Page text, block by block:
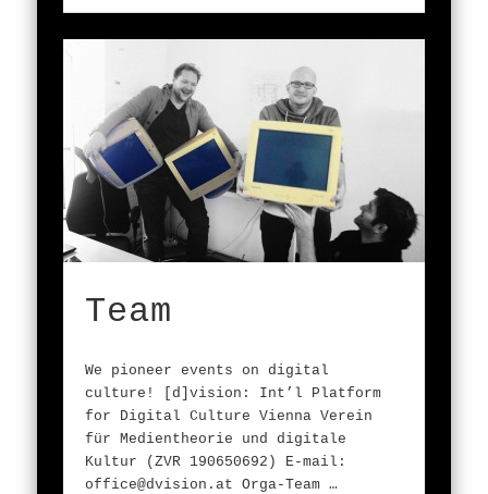
Team
We pioneer events on digital
culture! [d]vision: Int’l Platform
for Digital Culture Vienna Verein
für Medientheorie und digitale
Kultur (ZVR 190650692) E-mail:
office@dvision.at Orga-Team …